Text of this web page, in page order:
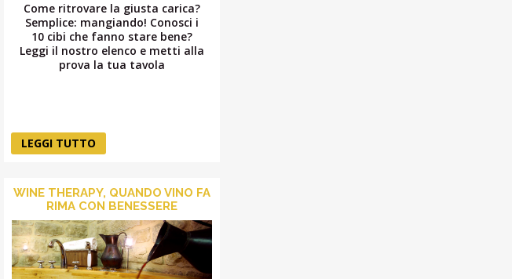
Come ritrovare la giusta carica?
Semplice: mangiando! Conosci i
10 cibi che fanno stare bene?
Leggi il nostro elenco e metti alla
prova la tua tavola
LEGGI TUTTO
WINE THERAPY, QUANDO VINO FA
RIMA CON BENESSERE